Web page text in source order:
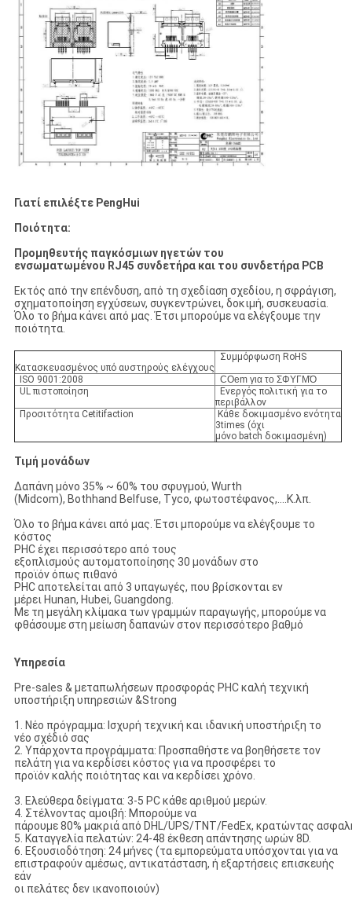
Γιατί επιλέξτε PengHui
Ποιότητα:
Προμηθευτής παγκόσμιων ηγετών του
ενσωματωμένου RJ45 συνδετήρα και του συνδετήρα PCB
Εκτός από την επένδυση, από τη σχεδίαση σχεδίου, η σφράγιση,
σχηματοποίηση εγχύσεων, συγκεντρώνει, δοκιμή, συσκευασία.
Όλο το βήμα κάνει από μας. Έτσι μπορούμε να ελέγξουμε την
ποιότητα.
Κατασκευασμένος υπό αυστηρούς ελέγχους
Συμμόρφωση RoHS
ISO 9001:2008
COem για το ΣΦΥΓΜΌ
UL πιστοποίηση
Ενεργός πολιτική για το
περιβάλλον
Προσιτότητα Cetitifaction
Κάθε δοκιμασμένο ενότητα
3times (όχι
μόνο batch δοκιμασμένη)
Τιμή μονάδων
Δαπάνη μόνο 35% ~ 60% του σφυγμού, Wurth
(Midcom), Bothhand Belfuse, Tyco, φωτοστέφανος,….Κ.λπ.
Όλο το βήμα κάνει από μας. Έτσι μπορούμε να ελέγξουμε το
κόστος
PHC έχει περισσότερο από τους
εξοπλισμούς αυτοματοποίησης 30 μονάδων στο
προϊόν όπως πιθανό
PHC αποτελείται από 3 υπαγωγές, που βρίσκονται εν
μέρει Hunan, Hubei, Guangdong.
Με τη μεγάλη κλίμακα των γραμμών παραγωγής, μπορούμε να
φθάσουμε στη μείωση δαπανών στον περισσότερο βαθμό
Υπηρεσία
Pre-sales & μεταπωλήσεων προσφοράς PHC καλή τεχνική
υποστήριξη υπηρεσιών &Strong
1. Νέο πρόγραμμα: Ισχυρή τεχνική και ιδανική υποστήριξη το
νέο σχέδιό σας
2. Υπάρχοντα προγράμματα: Προσπαθήστε να βοηθήσετε τον
πελάτη για να κερδίσει κόστος για να προσφέρει το
προϊόν καλής ποιότητας και να κερδίσει χρόνο.
3. Ελεύθερα δείγματα: 3-5 PC κάθε αριθμού μερών.
4. Στέλνοντας αμοιβή: Μπορούμε να
πάρουμε 80% μακριά από DHL/UPS/TNT/FedEx, κρατώντας
5. Καταγγελία πελατών: 24-48 έκθεση απάντησης ωρών 8D.
6. Εξουσιοδότηση: 24 μήνες (τα εμπορεύματα υπόσχονται για να
επιστραφούν αμέσως, αντικατάσταση, ή εξαρτήσεις επισκευής
εάν
οι πελάτες δεν ικανοποιούν)